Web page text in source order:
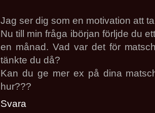
Jag ser dig som en motivation att
Nu till min fråga ibörjan förljde du
en månad. Vad var det för
tänkte du då?
Kan du ge mer ex på dina
hur???
Svara